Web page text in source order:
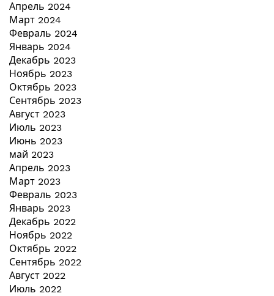
Апрель 2024
Март 2024
Февраль 2024
Январь 2024
Декабрь 2023
Ноябрь 2023
Октябрь 2023
Сентябрь 2023
Август 2023
Июль 2023
Июнь 2023
май 2023
Апрель 2023
Март 2023
Февраль 2023
Январь 2023
Декабрь 2022
Ноябрь 2022
Октябрь 2022
Сентябрь 2022
Август 2022
Июль 2022